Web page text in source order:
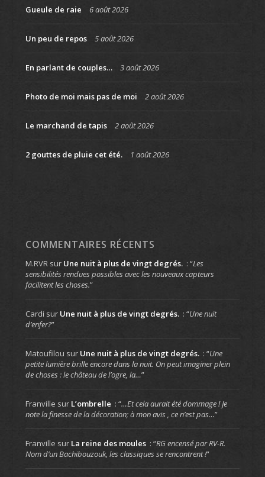
Gueule de raie 6 août 2026
Un peu de repos 5 août 2026
En parlant de couples… 3 août 2026
Photo de moi mais pas de moi 2 août 2026
Le marchand de tapis 2 août 2026
2 gouttes de pluie cet été. 1 août 2026
COMMENTAIRES RÉCENTS
M.RVRsur Une nuit à plus de vingt degrés. : “Les
sensibilités rendues possibles avec les nouveaux capteurs
facilitent les choses.”
Cardi sur Une nuit à plus de vingt degrés. : “Une nuit
d’enfer?”
Matoufilou sur Une nuit à plus de vingt degrés. : “Une
petite lumière brille encore dans la nuit. On peut imaginer plein
de choses : le château de l’ogre, la…”
Franville sur L’ombrelle : “…Et cela aurait été dommage ! Je
note la finesse de la décoration; à mon avis , ce n’est pas…”
Franville sur La reine des moules : “RG encensé par RV-R.
Nom d’un Bachibouzouk, les classiques se rencontrent !”